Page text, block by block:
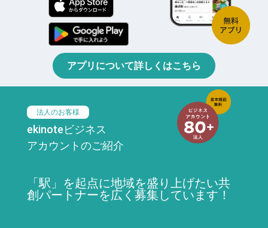
アプリについて詳しくはこちら
法人のお客様
ekinoteビジネス
アカウントのご紹介
「駅」を起点に地域を盛り上げたい共
創パートナーを広く募集しています！